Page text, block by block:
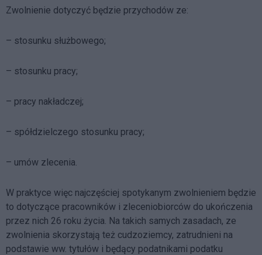
Zwolnienie dotyczyć będzie przychodów ze:
– stosunku służbowego;
– stosunku pracy;
– pracy nakładczej;
– spółdzielczego stosunku pracy;
– umów zlecenia.
W praktyce więc najczęściej spotykanym zwolnieniem będzie
to dotyczące pracowników i zleceniobiorców do ukończenia
przez nich 26 roku życia. Na takich samych zasadach, ze
zwolnienia skorzystają też cudzoziemcy, zatrudnieni na
podstawie ww. tytułów i będący podatnikami podatku